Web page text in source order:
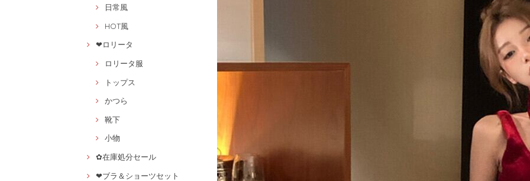
日常風
HOT風
❤ロリータ
ロリータ服
トップス
かつら
靴下
小物
✿在庫処分セール
❤ブラ＆ショーツセット